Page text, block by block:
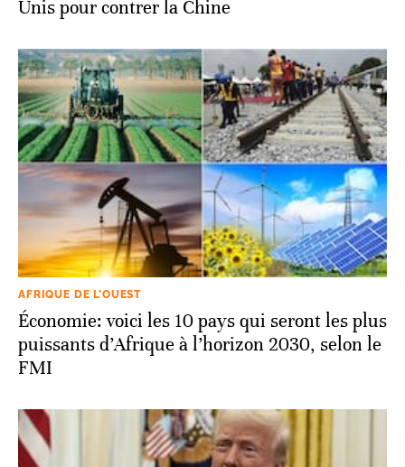
Unis pour contrer la Chine
AFRIQUE DE L’OUEST
Économie: voici les 10 pays qui seront les plus
puissants d’Afrique à l’horizon 2030, selon le
FMI